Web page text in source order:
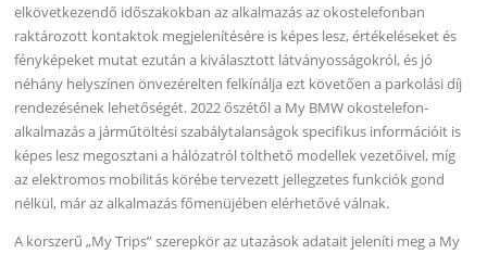
elkövetkezendő időszakokban az alkalmazás az okostelefonban
raktározott kontaktok megjelenítésére is képes lesz, értékeléseket és
fényképeket mutat ezután a kiválasztott látványosságokról, és jó
néhány helyszínen önvezérelten felkínálja ezt követően a parkolási díj
rendezésének lehetőségét. 2022 őszétől a My BMW okostelefon-
alkalmazás a járműtöltési szabálytalanságok specifikus információit is
képes lesz megosztani a hálózatról tölthető modellek vezetőivel, míg
az elektromos mobilitás körébe tervezett jellegzetes funkciók gond
nélkül, már az alkalmazás főmenüjében elérhetővé válnak.
A korszerű „My Trips” szerepkör az utazások adatait jeleníti meg a My